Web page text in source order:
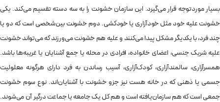
بسیار موردتوجه قرار می‌گیرد. این سازمان خشونت را به سه دسته تقسیم می‌کند. یکی
خشونت علیه خود مثل خودآزاری یا خودکشی. دوم خشونت بین‌شخصی است که دو یا
چند فرد، با یکدیگر مشکل پیدا می‌کنند و علیه هم خشونت می‌ورزند که می‌تواند خشونت
علیه شریک جنسی، اعضای خانواده، افرادی در محله یا جمع آشنایان یا غریبه‌ها باشد.
همسرآزاری، سالمندآزاری، کودک‌آزاری، آسیب رساندن به فرد دارای هرگونه معلولیت
جسمی یا ذهنی که در خانه هست نیز جزو خشونت با آشنایان‌اند. نوع سوم خشونت
جمعی است که هم سازمان‌یافته است و هم کل یک جامعه یا جماعت درگیر آن می‌شوند.